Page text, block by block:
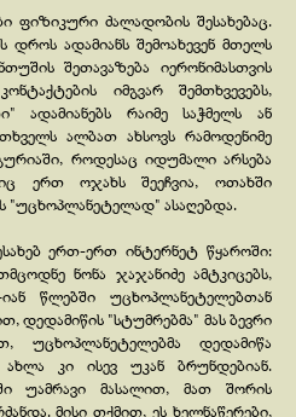
ფიზიკური ძალადობის შესახებაც.
დროს ადამიანს შემოახევენ მთელს
შეთავაზება იერონიმასთვის
იმგვარ შემთხვევებს,
ადამიანებს რაიმე საჭმელს ან
ალბათ ახსოვს რამოდენიმე
როდესაც იდუმალი არსება
ერთ ოჯახს შეეჩვია, ოთახში
"უცხოპლანეტელად" ასაღებდა.
ერთ-ერთ ინტერნეტ წყაროში:
ნონა ჯაჯანიძე ამტკიცებს,
წლებში უცხოპლანეტელებთან
დედამიწის "სტუმრებმა" მას ბევრი
უცხოპლანეტელებმა დედამიწა
კი ისევ უკან ბრუნდებიან.
უამრავი მასალით, მათ შორის
მისი თქმით, ეს ხელნაწერები,